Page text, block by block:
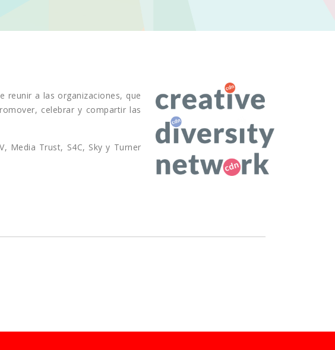
reunir a las organizaciones, que
celebrar y compartir las
Media Trust, S4C, Sky y Turner